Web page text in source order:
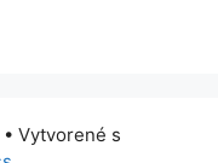
• Vytvorené s